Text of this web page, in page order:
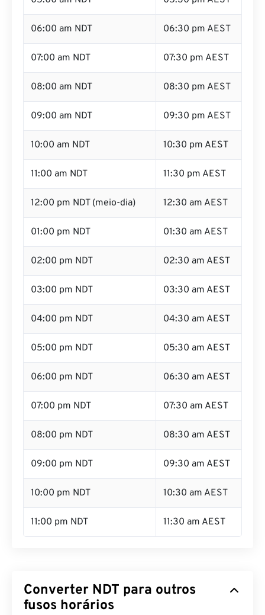
06:00 am NDT 06:30 pm AEST
07:00 am NDT 07:30 pm AEST
08:00 am NDT 08:30 pm AEST
09:00 am NDT 09:30 pm AEST
10:00 am NDT 10:30 pm AEST
11:00 am NDT 11:30 pm AEST
12:00 pm NDT (meio-dia) 12:30 am AEST
01:00 pm NDT 01:30 am AEST
02:00 pm NDT 02:30 am AEST
03:00 pm NDT 03:30 am AEST
04:00 pm NDT 04:30 am AEST
05:00 pm NDT 05:30 am AEST
06:00 pm NDT 06:30 am AEST
07:00 pm NDT 07:30 am AEST
08:00 pm NDT 08:30 am AEST
09:00 pm NDT 09:30 am AEST
10:00 pm NDT 10:30 am AEST
11:00 pm NDT 11:30 am AEST
Converter NDT para outros
fusos horários